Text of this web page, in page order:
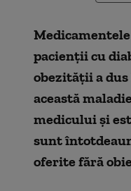
pacienții cu
obezității a
această
medicului și
sunt
oferite fără